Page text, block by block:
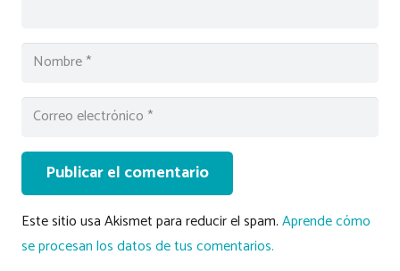
Publicar el comentario
Este sitio usa Akismet para reducir el spam.Aprende cómo
se procesan los datos de tus comentarios.